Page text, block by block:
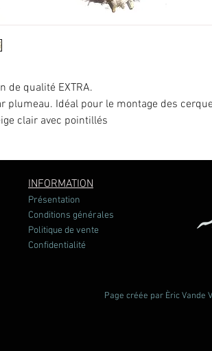
de qualité EXTRA.
plumeau. Idéal pour le montage des
clair avec pointillés
INFORMATION
Présentation
Conditions générales
Politique de vente
Confidentialité
Page créée par Èric Vande